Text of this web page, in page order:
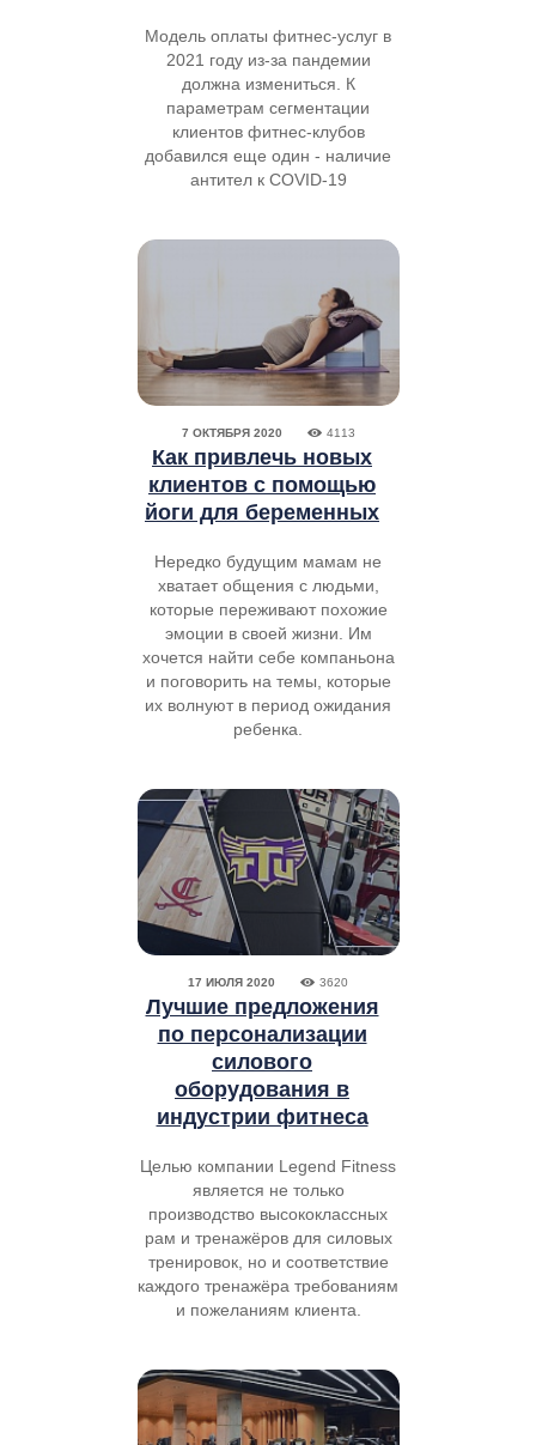
Модель оплаты фитнес-услуг в
2021 году из-за пандемии
должна измениться. К
параметрам сегментации
клиентов фитнес-клубов
добавился еще один - наличие
антител к COVID-19
7 ОКТЯБРЯ 2020 4113
Как привлечь новых
клиентов с помощью
йоги для беременных
Нередко будущим мамам не
хватает общения с людьми,
которые переживают похожие
эмоции в своей жизни. Им
хочется найти себе компаньона
и поговорить на темы, которые
их волнуют в период ожидания
ребенка.
17 ИЮЛЯ 2020 3620
Лучшие предложения
по персонализации
силового
оборудования в
индустрии фитнеса
Целью компании Legend Fitness
является не только
производство высококлассных
рам и тренажёров для силовых
тренировок, но и соответствие
каждого тренажёра требованиям
и пожеланиям клиента.